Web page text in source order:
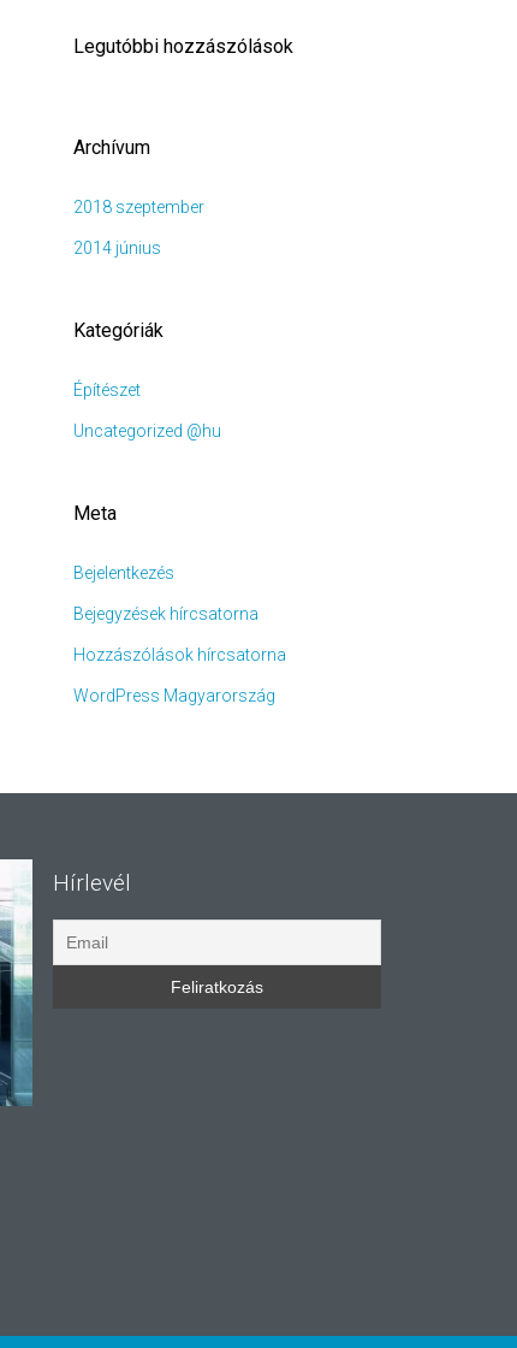
Legutóbbi hozzászólások
Archívum
2018 szeptember
2014 június
Kategóriák
Építészet
Uncategorized @hu
Meta
Bejelentkezés
Bejegyzések hírcsatorna
Hozzászólások hírcsatorna
WordPress Magyarország
Hírlevél